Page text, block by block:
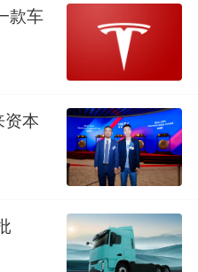
款车
资本